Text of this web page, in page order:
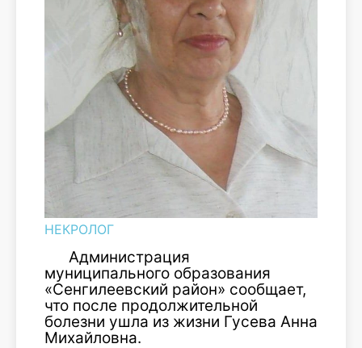
НЕКРОЛОГ
Администрация
муниципального образования
«Сенгилеевский район» сообщает,
что после продолжительной
болезни ушла из жизни Гусева Анна
Михайловна.